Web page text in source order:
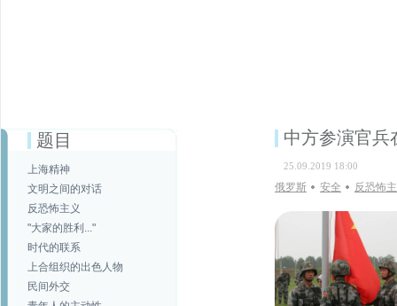
题目
上海精神
文明之间的对话
反恐怖主义
"大家的胜利..."
时代的联系
上合组织的出色人物
民间外交
中方参演官
25.09.2019 18:00
俄罗斯 安全 反恐怖